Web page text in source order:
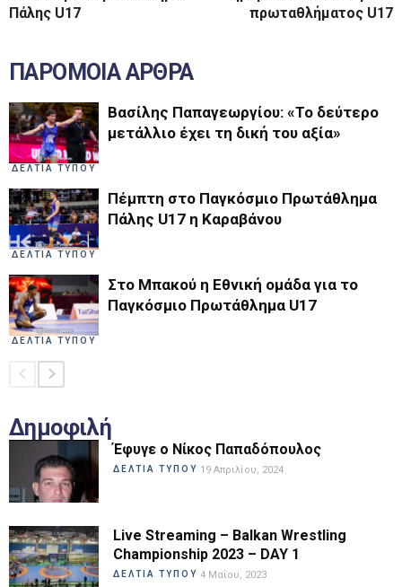
Πάλης U17
πρωταθλήματος U17
ΠΑΡΟΜΟΙΑ ΑΡΘΡΑ
ΔΕΛΤΙΑ ΤΥΠΟΥ
Βασίλης Παπαγεωργίου: «Το δεύτερο
μετάλλιο έχει τη δική του αξία»
ΔΕΛΤΙΑ ΤΥΠΟΥ
Πέμπτη στο Παγκόσμιο Πρωτάθλημα
Πάλης U17 η Καραβάνου
ΔΕΛΤΙΑ ΤΥΠΟΥ
Στο Μπακού η Εθνική ομάδα για το
Παγκόσμιο Πρωτάθλημα U17
Δημοφιλή
Έφυγε ο Νίκος Παπαδόπουλος
ΔΕΛΤΙΑ ΤΥΠΟΥ 19 Απριλίου, 2024
Live Streaming – Balkan Wrestling
Championship 2023 – DAY 1
ΔΕΛΤΙΑ ΤΥΠΟΥ 4 Μαΐου, 2023